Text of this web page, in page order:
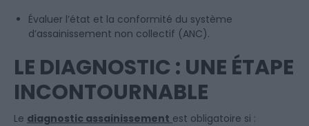
Évaluer l’état et la conformité du système
d’assainissement non collectif (ANC).
LE DIAGNOSTIC : UNE ÉTAPE
INCONTOURNABLE
Le diagnostic assainissement est obligatoire si :